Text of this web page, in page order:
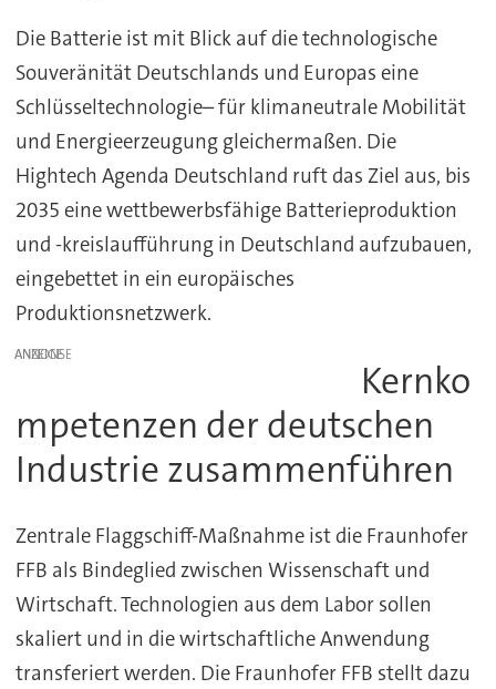
Die Batterie ist mit Blick auf die technologische
Souveränität Deutschlands und Europas eine
Schlüsseltechnologie– für klimaneutrale Mobilität
und Energieerzeugung gleichermaßen. Die
Hightech Agenda Deutschland ruft das Ziel aus, bis
2035 eine wettbewerbsfähige Batterieproduktion
und -kreislaufführung in Deutschland aufzubauen,
eingebettet in ein europäisches
Produktionsnetzwerk.
ANZEIGE
Kernko
mpetenzen der deutschen
Industrie zusammenführen
Zentrale Flaggschiff-Maßnahme ist die Fraunhofer
FFB als Bindeglied zwischen Wissenschaft und
Wirtschaft. Technologien aus dem Labor sollen
skaliert und in die wirtschaftliche Anwendung
transferiert werden. Die Fraunhofer FFB stellt dazu